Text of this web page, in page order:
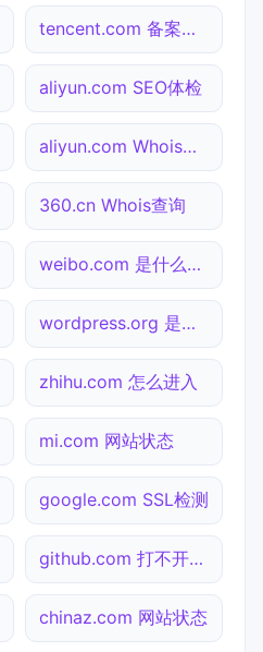
tencent.com 备案查询
aliyun.com SEO体检
aliyun.com Whois查询
360.cn Whois查询
weibo.com 是什么网站
wordpress.org 是什么网站
zhihu.com 怎么进入
mi.com 网站状态
google.com SSL检测
github.com 打不开检测
chinaz.com 网站状态